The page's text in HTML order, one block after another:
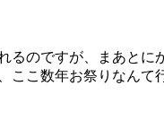
るのですが、まあとに
ここ数年お祭りなんて